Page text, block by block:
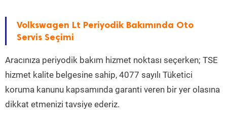
Volkswagen Lt Periyodik Bakımında Oto
Servis Seçimi
Aracınıza periyodik bakım hizmet noktası seçerken; TSE
hizmet kalite belgesine sahip, 4077 sayılı Tüketici
koruma kanunu kapsamında garanti veren bir yer olasına
dikkat etmenizi tavsiye ederiz.